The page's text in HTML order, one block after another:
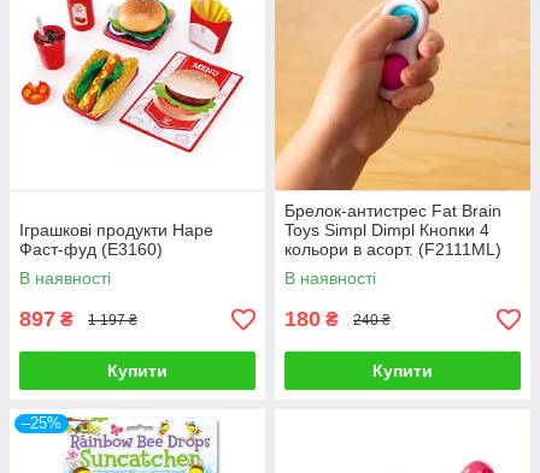
Іграшкові продукти Hape
Фаст-фуд (E3160)
В наявності
897 ₴ 1 197 ₴
Купити
Брелок-антистрес Fat Brain
Toys Simpl Dimpl Кнопки 4
кольори в асорт. (F2111ML)
В наявності
180 ₴ 240 ₴
Купити
–25%